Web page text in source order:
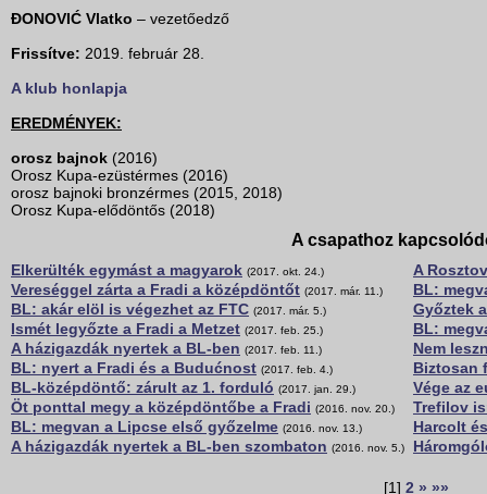
ĐONOVIĆ Vlatko – vezetőedző
Frissítve: 2019. február 28.
A klub honlapja
EREDMÉNYEK:
orosz bajnok (2016)
Orosz Kupa-ezüstérmes (2016)
orosz bajnoki bronzérmes (2015, 2018)
Orosz Kupa-elődöntős (2018)
A csapathoz
Elkerülték egymást a magyarok (2017. okt. 24.)
Vereséggel zárta a Fradi a középdöntőt (2017. már. 11.)
BL: akár elöl is végezhet az FTC (2017. már. 5.)
Ismét legyőzte a Fradi a Metzet (2017. feb. 25.)
A házigazdák nyertek a BL-ben (2017. feb. 11.)
BL: nyert a Fradi és a Budućnost (2017. feb. 4.)
BL-középdöntő: zárult az 1. forduló (2017. jan. 29.)
Öt ponttal megy a középdöntőbe a Fradi (2016. nov. 20.)
BL: megvan a Lipcse első győzelme (2016. nov. 13.)
A házigazdák nyertek a BL-ben szombaton (2016. nov. 5.)
A
BL:
Győztek
BL:
Nem
Biztosan
Vége az
Trefilov
Harcolt
[1] 2 » »»